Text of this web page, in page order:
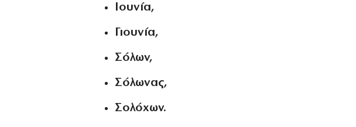
Ιουνία,
Γιουνία,
Σόλων,
Σόλωνας,
Σολόχων.